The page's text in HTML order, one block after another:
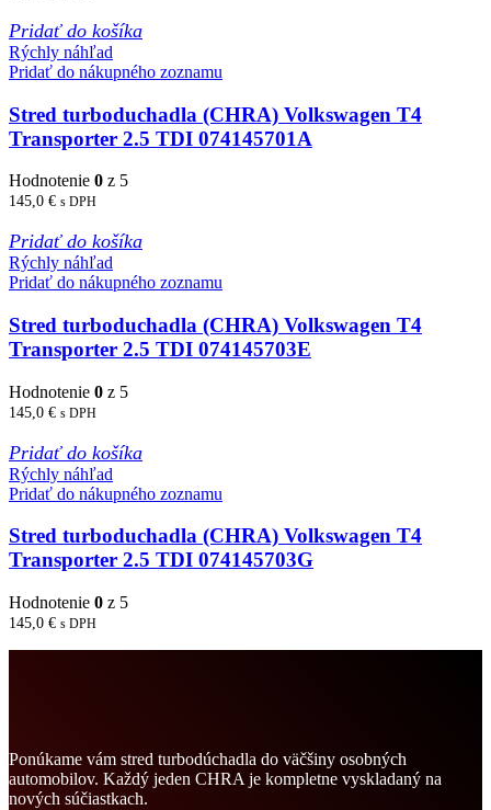
Pridať do košíka
Rýchly náhľad
Pridať do nákupného zoznamu
Stred turboduchadla (CHRA) Volkswagen T4
Transporter 2.5 TDI 074145701A
Hodnotenie 0 z 5
145,0 € s DPH
Pridať do košíka
Rýchly náhľad
Pridať do nákupného zoznamu
Stred turboduchadla (CHRA) Volkswagen T4
Transporter 2.5 TDI 074145703E
Hodnotenie 0 z 5
145,0 € s DPH
Pridať do košíka
Rýchly náhľad
Pridať do nákupného zoznamu
Stred turboduchadla (CHRA) Volkswagen T4
Transporter 2.5 TDI 074145703G
Hodnotenie 0 z 5
145,0 € s DPH
Ponúkame vám stred turbodúchadla do väčšiny osobných
automobilov. Každý jeden CHRA je kompletne vyskladaný na
nových súčiastkach.